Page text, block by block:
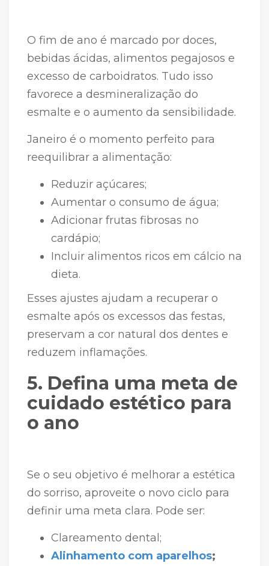
O fim de ano é marcado por doces,
bebidas ácidas, alimentos pegajosos e
excesso de carboidratos. Tudo isso
favorece a desmineralização do
esmalte e o aumento da sensibilidade.
Janeiro é o momento perfeito para
reequilibrar a alimentação:
Reduzir açúcares;
Aumentar o consumo de água;
Adicionar frutas fibrosas no
cardápio;
Incluir alimentos ricos em cálcio na
dieta.
Esses ajustes ajudam a recuperar o
esmalte após os excessos das festas,
preservam a cor natural dos dentes e
reduzem inflamações.
5. Defina uma meta de
cuidado estético para
o ano
Se o seu objetivo é melhorar a estética
do sorriso, aproveite o novo ciclo para
definir uma meta clara. Pode ser:
Clareamento dental;
Alinhamento com aparelhos;